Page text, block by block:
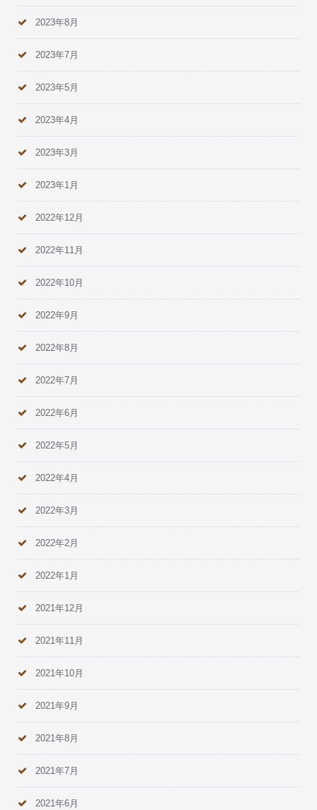
2023年8月
2023年7月
2023年5月
2023年4月
2023年3月
2023年1月
2022年12月
2022年11月
2022年10月
2022年9月
2022年8月
2022年7月
2022年6月
2022年5月
2022年4月
2022年3月
2022年2月
2022年1月
2021年12月
2021年11月
2021年10月
2021年9月
2021年8月
2021年7月
2021年6月